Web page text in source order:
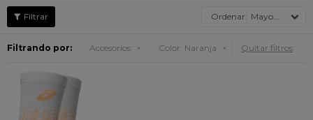
Mayor precio
Filtrando por: Accesorios Color: Naranja Quitar filtros